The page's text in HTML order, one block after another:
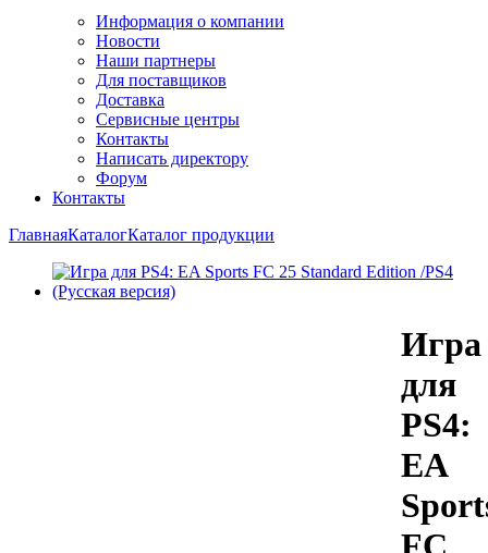
Информация о компании
Новости
Наши партнеры
Для поставщиков
Доставка
Сервисные центры
Контакты
Написать директору
Форум
Контакты
ГлавнаяКаталогКаталог продукции
Игра
для
PS4:
EA